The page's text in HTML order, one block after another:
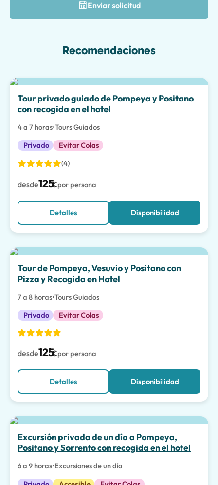
Enviar solicitud
Recomendaciones
La mejor opción
Tour privado guiado de Pompeya y Positano
con recogida en el hotel
4 a 7 horas•Tours Guiados
Privado
Evitar Colas
(4)
desde125€por persona
Detalles Disponibilidad
Tour de Pompeya, Vesuvio y Positano con
Pizza y Recogida en Hotel
7 a 8 horas•Tours Guiados
Privado
Evitar Colas
desde125€por persona
Detalles Disponibilidad
La mejor opción
Excursión privada de un día a Pompeya,
Positano y Sorrento con recogida en el hotel
6 a 9 horas•Excursiones de un día